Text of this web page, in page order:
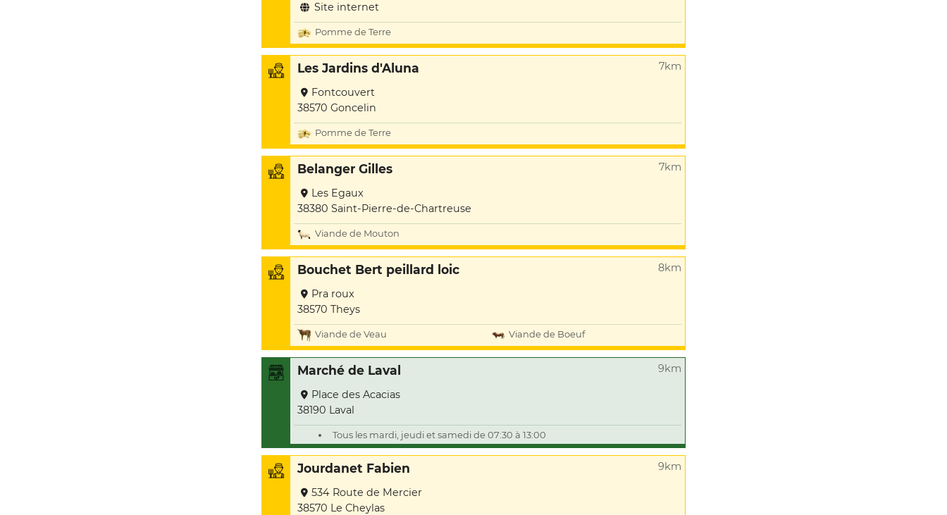
Site internet
Pomme de Terre
Les Jardins d'Aluna 7km
Fontcouvert
38570 Goncelin
Pomme de Terre
Belanger Gilles 7km
Les Egaux
38380 Saint-Pierre-de-Chartreuse
Viande de Mouton
Bouchet Bert peillard loic 8km
Pra roux
38570 Theys
Viande de Veau Viande de Boeuf
Marché de Laval 9km
Place des Acacias
38190 Laval
Tous les mardi, jeudi et samedi de 07:30 à 13:00
Jourdanet Fabien 9km
534 Route de Mercier
38570 Le Cheylas